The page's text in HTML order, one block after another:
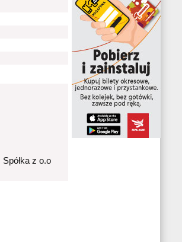
z o.o